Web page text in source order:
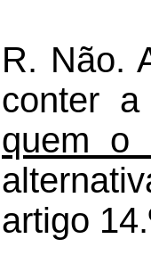
R. Não.
conter
quem o
artigo